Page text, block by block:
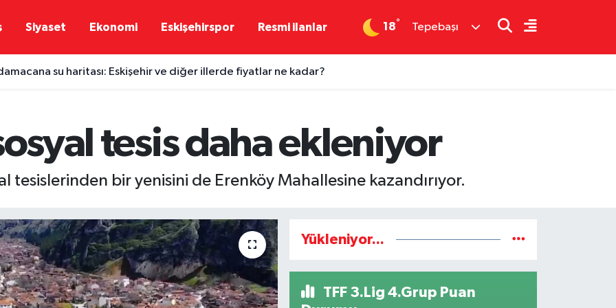
Siyaset Ekonomi Eskişehirspor Resmi ilanlar 18° Tepebaşı
su haritası: Eskişehir ve diğer illerde fiyatlar ne kadar?
tesis daha ekleniyor
tesislerinden bir yenisini de Erenköy Mahallesine kazandırıyor.
Yükleniyor...
TFF 3.Lig 4.Grup Puan